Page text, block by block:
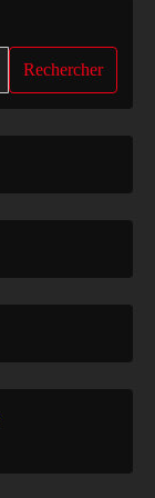
Rechercher